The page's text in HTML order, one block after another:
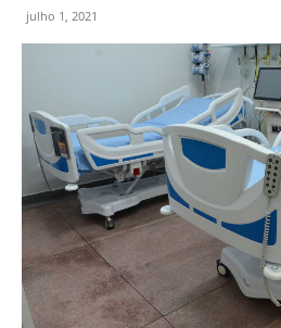
julho 1, 2021